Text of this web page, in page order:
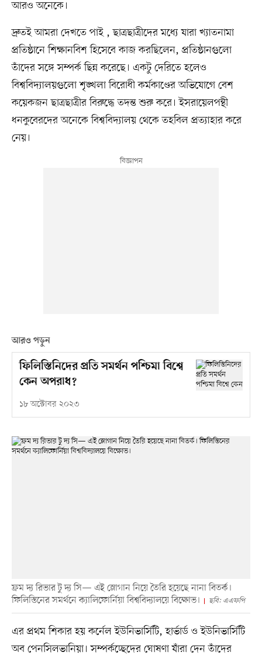
আরও অনেকে।
দ্রুতই আমরা দেখতে পাই , ছাত্রছাত্রীদের মধ্যে যারা খ্যাতনামা
প্রতিষ্ঠানে শিক্ষানবিশ হিসেবে কাজ করছিলেন, প্রতিষ্ঠানগুলো
তাঁদের সঙ্গে সম্পর্ক ছিন্ন করেছে। একটু দেরিতে হলেও
বিশ্ববিদ্যালয়গুলো শৃঙ্খলা বিরোধী কর্মকাণ্ডের অভিযোগে বেশ
কয়েকজন ছাত্রছাত্রীর বিরুদ্ধে তদন্ত শুরু করে। ইসরায়েলপন্থী
ধনকুবেরদের অনেকে বিশ্ববিদ্যালয় থেকে তহবিল প্রত্যাহার করে
নেয়।
আরও পড়ুন
ফিলিস্তিনিদের প্রতি সমর্থন পশ্চিমা বিশ্বে
কেন অপরাধ?
১৮ অক্টোবর ২০২৩
ফ্রম দ্য রিভার টু দ্য সি— এই স্লোগান নিয়ে তৈরি হয়েছে নানা বিতর্ক।
ফিলিস্তিনের সমর্থনে ক্যালিফোর্নিয়া বিশ্ববিদ্যালয়ে বিক্ষোভ।
ছবি: এএফপি
এর প্রথম শিকার হয় কর্নেল ইউনিভার্সিটি, হার্ভার্ড ও ইউনিভার্সিটি
অব পেনসিলভানিয়া। সম্পর্কচ্ছেদের ঘোষণা যাঁরা দেন তাঁদের